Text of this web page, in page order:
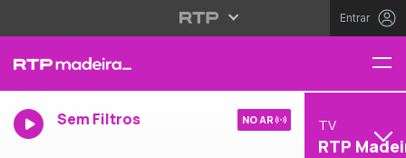
Entrar
Sem Filtros NO AR TV
RTP